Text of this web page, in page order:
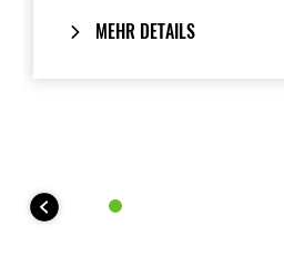
MEHR DETAILS